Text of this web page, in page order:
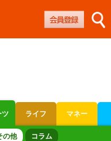
ツ ライフ マネー
の他 コラム